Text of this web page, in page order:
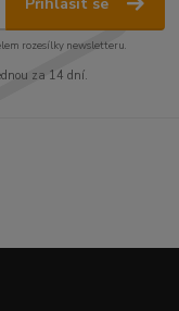
rozesílky newsletteru.
za 14 dní.